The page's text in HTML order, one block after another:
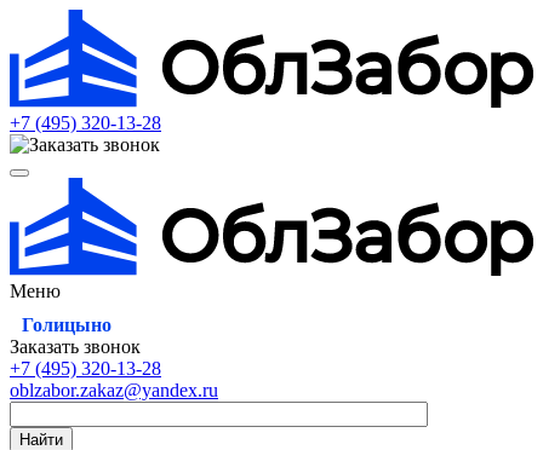
+7 (495) 320-13-28
Меню
Голицыно
Заказать звонок
+7 (495) 320-13-28
oblzabor.zakaz@yandex.ru
Найти